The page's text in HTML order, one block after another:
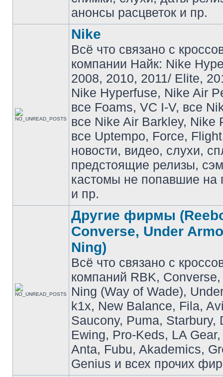
анонсы расцветок и пр.
Nike
Всё что связано с
компании Найк: Nike
2008, 2010, 2011/ Elite,
Nike Hyperfuse, Nike Air
все Foams, VC I-V, все
все Nike Air Barkley, Nike
все Uptempo, Force,
новости, видео, слухи,
предстоящие релизы,
кастомы не попавшие на
и пр.
Другие фирмы
Converse, Under
Ning)
Всё что связано с
компаний RBK,
Ning (Way of Wade),
k1x, New Balance, Fila,
Saucony, Puma, Starbury,
Ewing, Pro-Keds, LA
Anta, Fubu, Akademics,
Genius и всех прочих